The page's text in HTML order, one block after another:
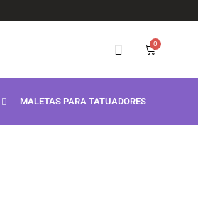
0
Carrito
MALETAS PARA TATUADORES